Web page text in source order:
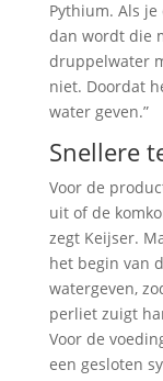
Pythium. Als
dan wordt die
druppelwater
niet. Doordat
water geven.”
Snellere
Voor de
uit of de
zegt Keijser.
het begin van
watergeven,
perliet zuigt
Voor de
een gesloten